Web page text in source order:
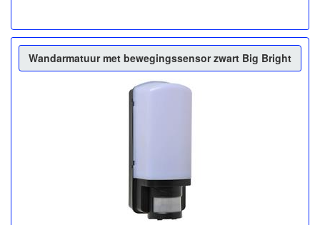
Wandarmatuur met bewegingssensor zwart Big Bright